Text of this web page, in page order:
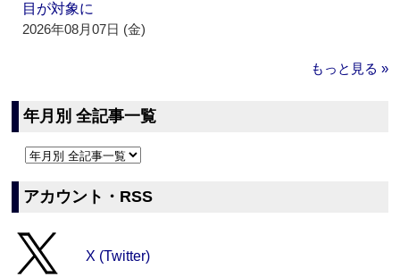
目が対象に
2026年08月07日 (金)
もっと見る »
年月別 全記事一覧
アカウント・RSS
X (Twitter)